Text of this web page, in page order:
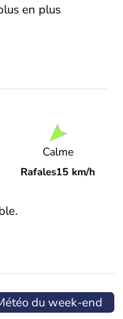
en plus
Calme
Rafales15 km/h
du week-end